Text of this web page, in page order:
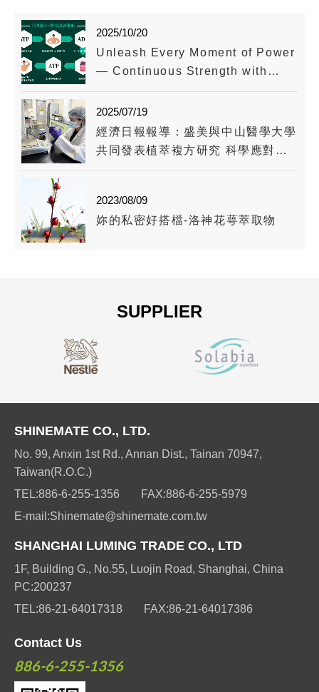
2025/10/20
Unleash Every Moment of Power
— Continuous Strength with
Creatine
2025/07/19
經濟日報報導：盛美與中山醫學大學
共同發表植萃複方研究 科學應對乾
澀視覺挑戰
2023/08/09
妳的私密好搭檔-洛神花萼萃取物
SUPPLIER
SHINEMATE CO., LTD.
No. 99, Anxin 1st Rd., Annan Dist., Tainan 70947,
Taiwan(R.O.C.)
TEL:886-6-255-1356 FAX:886-6-255-5979
E-mail:Shinemate@shinemate.com.tw
SHANGHAI LUMING TRADE CO., LTD
1F, Building G., No.55, Luojin Road, Shanghai, China
PC:200237
TEL:86-21-64017318 FAX:86-21-64017386
Contact Us
886-6-255-1356